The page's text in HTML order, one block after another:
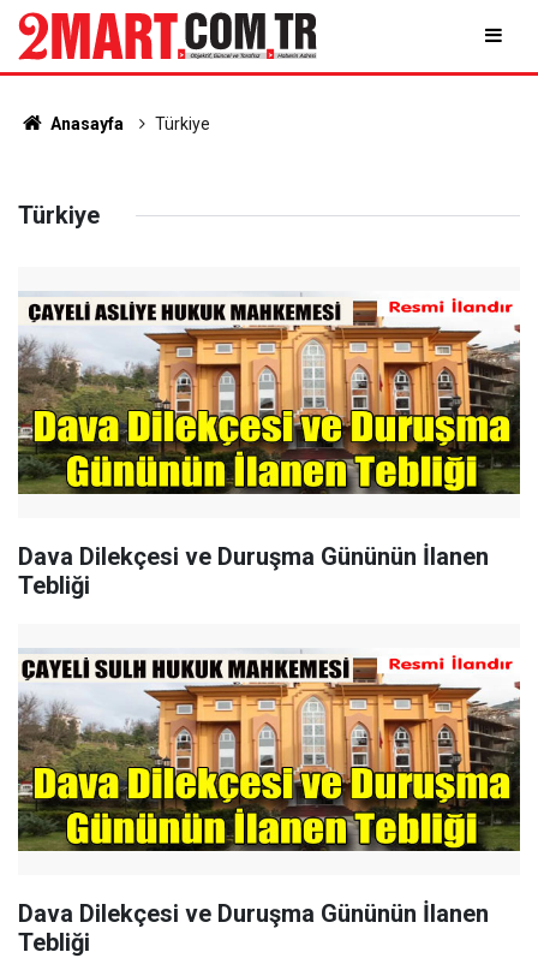
Anasayfa Türkiye
Türkiye
Dava Dilekçesi ve Duruşma Gününün İlanen
Tebliği
Dava Dilekçesi ve Duruşma Gününün İlanen
Tebliği